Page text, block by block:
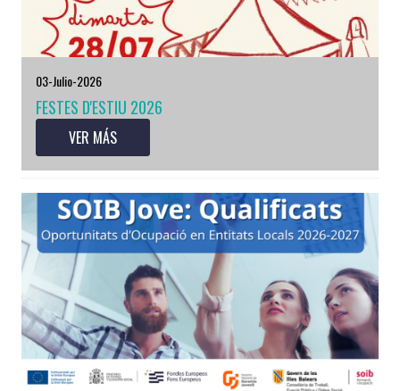
03-Julio-2026
FESTES D'ESTIU 2026
VER MÁS